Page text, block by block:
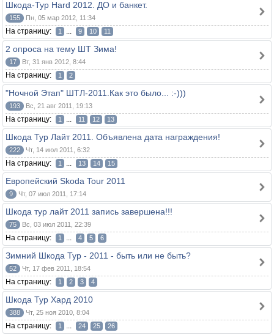
Шкода-Тур Hard 2012. ДО и банкет.
155 Пн, 05 мар 2012, 11:34
На страницу: 1 ... 9 10 11
2 опроса на тему ШТ Зима!
17 Вт, 31 янв 2012, 8:44
На страницу: 1 2
"Ночной Этап" ШТЛ-2011.Как это было... :-)))
193 Вс, 21 авг 2011, 19:13
На страницу: 1 ... 11 12 13
Шкода Тур Лайт 2011. Объявлена дата награждения!
222 Чт, 14 июл 2011, 6:32
На страницу: 1 ... 13 14 15
Европейский Skoda Tour 2011
9 Чт, 07 июл 2011, 17:14
Шкода тур лайт 2011 запись завершена!!!
75 Вс, 03 июл 2011, 22:39
На страницу: 1 ... 4 5 6
Зимний Шкода Тур - 2011 - быть или не быть?
52 Чт, 17 фев 2011, 18:54
На страницу: 1 2 3 4
Шкода Тур Хард 2010
388 Чт, 25 ноя 2010, 8:04
На страницу: 1 ... 24 25 26